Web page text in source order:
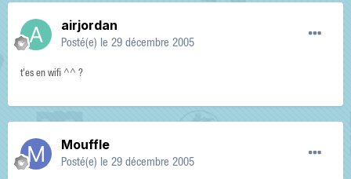
airjordan
Posté(e) le 29 décembre 2005
t'es en wifi ^^ ?
Mouffle
Posté(e) le 29 décembre 2005